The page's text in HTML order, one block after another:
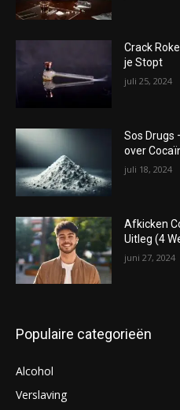
Crack
je Stopt
juli 25, 2024
Sos Drugs
over
juli 18, 2024
Afkicken
Uitleg (4
juni 27, 2024
Populaire categorieën
Alcohol
Verslaving